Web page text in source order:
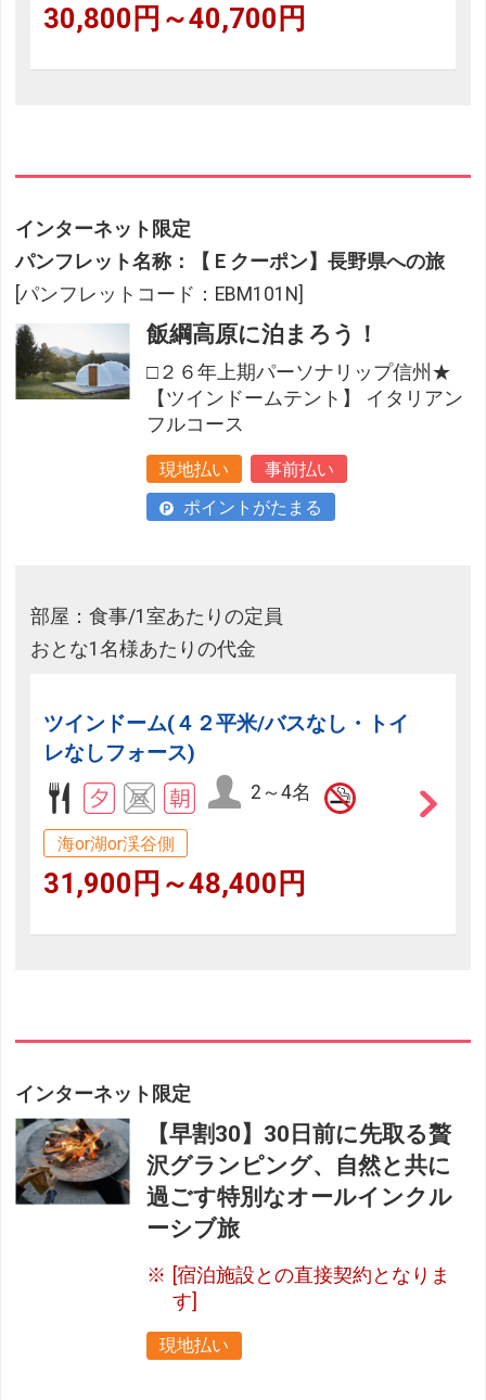
30,800円～40,700円
インターネット限定
パンフレット名称：【Ｅクーポン】長野県への旅
[パンフレットコード：EBM101N]
飯綱高原に泊まろう！
□２６年上期パーソナリップ信州★
【ツインドームテント】 イタリアン
フルコース
現地払い
事前払い
ポイントがたまる
部屋：食事/1室あたりの定員
おとな1名様あたりの代金
ツインドーム(４２平米/バスなし・トイ
レなしフォース)
2～4名
海or湖or渓谷側
31,900円～48,400円
インターネット限定
【早割30】30日前に先取る贅
沢グランピング、自然と共に
過ごす特別なオールインクル
ーシブ旅
[宿泊施設との直接契約となりま
す]
現地払い